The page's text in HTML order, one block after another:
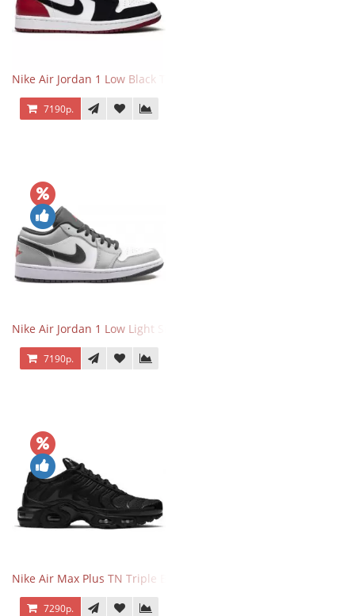
Nike Air Jordan 1 Low Black Toe
7190р.
Nike Air Jordan 1 Low Light Smoke Grey
7190р.
Nike Air Max Plus TN Triple Black
7290р.